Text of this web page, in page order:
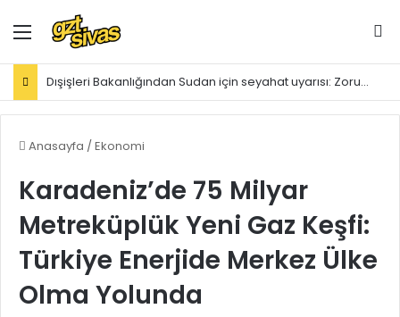
Menü
Dışişleri Bakanlığından Sudan için seyahat uyarısı: Zorunlu değilse gitmeyin
Anasayfa / Ekonomi
Karadeniz’de 75 Milyar
Metreküplük Yeni Gaz Keşfi:
Türkiye Enerjide Merkez Ülke
Olma Yolunda